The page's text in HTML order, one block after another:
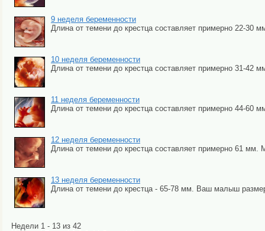
9 неделя беременности
Длина от темени до крестца составляет примерно 22-30
10 неделя беременности
Длина от темени до крестца составляет примерно 31-
11 неделя беременности
Длина от темени до крестца составляет примерно 44-
12 неделя беременности
Длина от темени до крестца составляет примерно 61
13 неделя беременности
Длина от темени до крестца - 65-78 мм. Ваш малыш
Недели 1 - 13 из 42